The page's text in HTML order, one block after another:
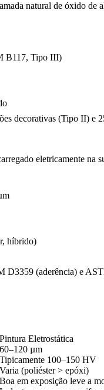
natural de óxido
B117, Tipo III)
decorativas (Tipo
eletricamente
híbrido)
D3359 (aderência) e
Pintura Eletrostática
60–120 µm
Tipicamente 100–150 HV
Varia (poliéster > epóxi)
Boa em exposição leve a